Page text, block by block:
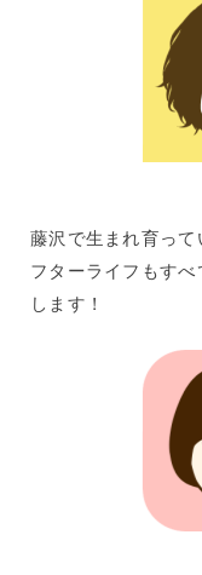
藤沢で生まれ育っ
フターライフもす
します！